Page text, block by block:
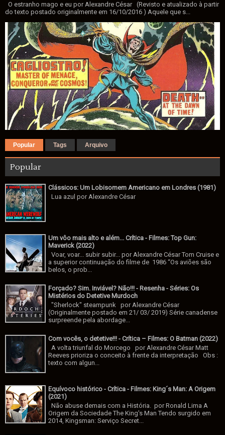
O estranho mago e eu por Alexandre César (Revisto e atualizado à partir
do texto postado originalmente em 16/10/2016 ) Aquele que s...
Popular Tags Arquivo
Popular
Clássicos: Um Lobisomem Americano em Londres (1981)
Lua azul por Alexandre César
Um vôo mais alto e além... Crítica - Filmes: Top Gun:
Maverick (2022)
Voar, voar... subir subir... por Alexandre César Tom Cruise e
a superior continuação do filme de 1986 “Os aviões são
belos, o prob...
Forçado? Sim. Inviável? Não!!! - Resenha - Séries: Os
Mistérios do Detetive Murdoch
"Sherlock" steampunk por Alexandre César
(Originalmente postado em 21/ 03/ 2019) Série canadense
surpreende pela abordage...
Com vocês, o detetive!!! - Crítica – Filmes: O Batman (2022)
A volta triunfal do Morcego por Alexandre César Matt
Reeves prioriza o conceito à frente da interpretação Obs :
texto com algun...
Equívoco histórico - Crítica - Filmes: King´s Man: A Origem
(2021)
Não abuse demais com a História. por Ronald Lima A
Origem da Sociedade The King's Man Tendo surgido em
2014, Kingsman: Serviço Secret...